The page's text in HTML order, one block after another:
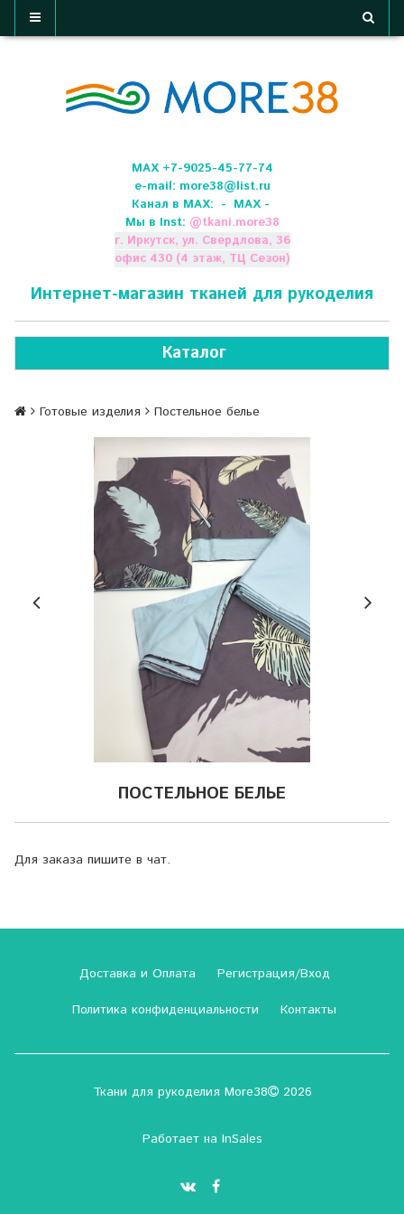
МАХ +7-9025-45-77-74
e-mail: more38@list.ru
Канал в МАХ: - МАХ -
Мы в Inst: @tkani.more38
г. Иркутск, ул. Свердлова, 36
офис 430 (4 этаж, ТЦ Сезон)
Интернет-магазин тканей для рукоделия
Каталог
Готовые изделия Постельное белье
ПОСТЕЛЬНОЕ БЕЛЬЕ
Для заказа пишите в чат.
Доставка и Оплата
Регистрация/Вход
Политика конфиденциальности
Контакты
Ткани для рукоделия More38 2026
Работает на InSales